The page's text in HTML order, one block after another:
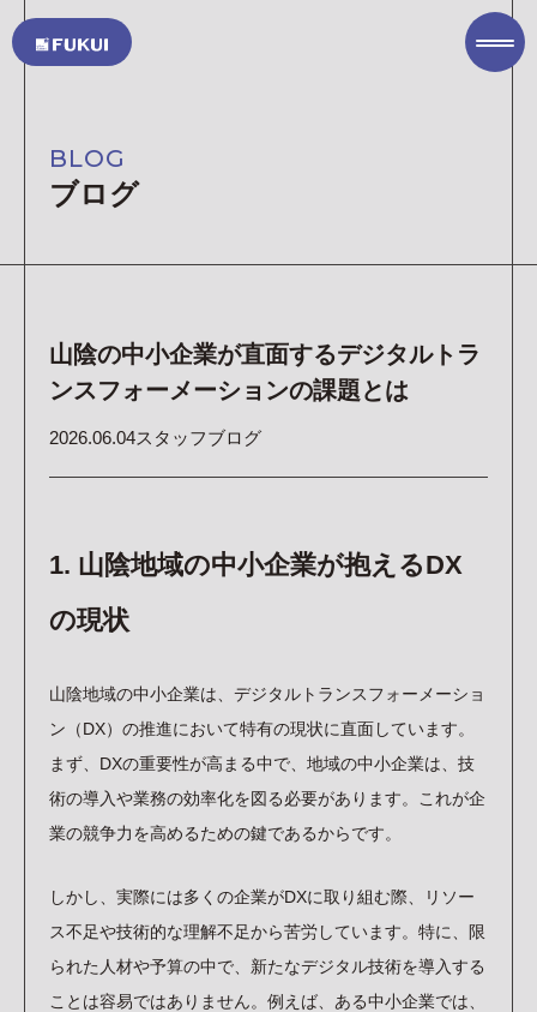
COMPANY
私たちについて
オフィスソリューション
ASKUL オフィス用品の注文(外部サイト)
PROJECT
資料請求/お問い合わせ
TOPICS
BLOG
ブログ
RECRUIT
採用情報
インターン申込フォーム
BLOG
ブログ
山陰の中小企業が直面するデジタルトラ
ンスフォーメーションの課題とは
2026.06.04スタッフブログ
1. 山陰地域の中小企業が抱えるDX
の現状
山陰地域の中小企業は、デジタルトランスフォーメーショ
ン（DX）の推進において特有の現状に直面しています。
まず、DXの重要性が高まる中で、地域の中小企業は、技
術の導入や業務の効率化を図る必要があります。これが企
業の競争力を高めるための鍵であるからです。
しかし、実際には多くの企業がDXに取り組む際、リソー
ス不足や技術的な理解不足から苦労しています。特に、限
られた人材や予算の中で、新たなデジタル技術を導入する
ことは容易ではありません。例えば、ある中小企業では、